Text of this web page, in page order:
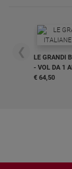
❮
LE GRANDI
- VOL DA 1
€ 64,50